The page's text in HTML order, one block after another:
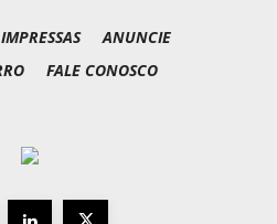
ANUNCIE
FALE CONOSCO